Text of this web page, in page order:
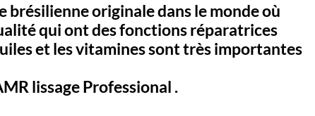
originale dans le monde où
qui ont des fonctions réparatrices
et les vitamines sont très importantes
lissage Professional .